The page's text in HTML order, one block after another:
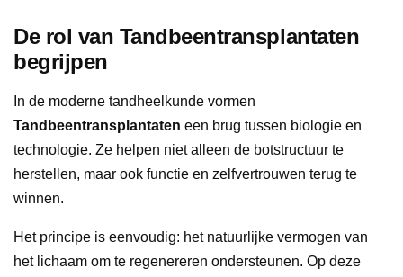
De rol van Tandbeentransplantaten
begrijpen
In de moderne tandheelkunde vormen
Tandbeentransplantaten een brug tussen biologie en
technologie. Ze helpen niet alleen de botstructuur te
herstellen, maar ook functie en zelfvertrouwen terug te
winnen.
Het principe is eenvoudig: het natuurlijke vermogen van
het lichaam om te regenereren ondersteunen. Op deze